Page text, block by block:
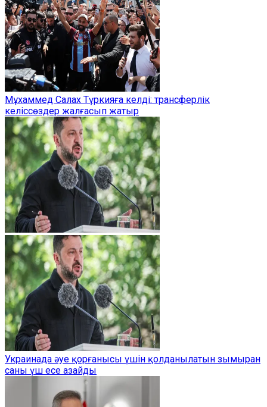
Мұхаммед Салах Түркияға келді: трансферлік
келіссөздер жалғасып жатыр
Украинада әуе қорғанысы үшін қолданылатын зымыран
саны үш есе азайды